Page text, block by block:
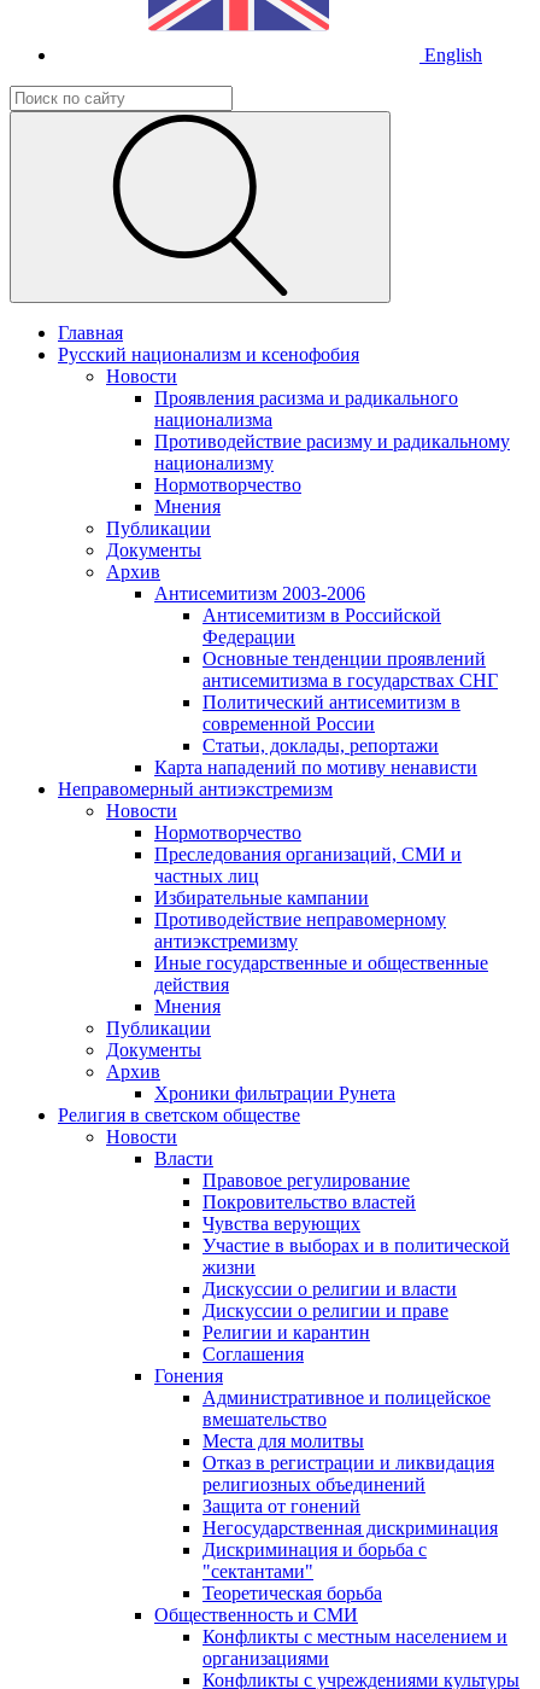
English
Главная
Русский национализм и ксенофобия
Новости
Проявления расизма и радикального
национализма
Противодействие расизму и радикальному
национализму
Нормотворчество
Мнения
Публикации
Документы
Архив
Антисемитизм 2003-2006
Антисемитизм в Российской
Федерации
Основные тенденции проявлений
антисемитизма в государствах СНГ
Политический антисемитизм в
современной России
Статьи, доклады, репортажи
Карта нападений по мотиву ненависти
Неправомерный антиэкстремизм
Новости
Нормотворчество
Преследования организаций, СМИ и
частных лиц
Избирательные кампании
Противодействие неправомерному
антиэкстремизму
Иные государственные и общественные
действия
Мнения
Публикации
Документы
Архив
Хроники фильтрации Рунета
Религия в светском обществе
Новости
Власти
Правовое регулирование
Покровительство властей
Чувства верующих
Участие в выборах и в политической
жизни
Дискуссии о религии и власти
Дискуссии о религии и праве
Религии и карантин
Соглашения
Гонения
Административное и полицейское
вмешательство
Места для молитвы
Отказ в регистрации и ликвидация
религиозных объединений
Защита от гонений
Негосударственная дискриминация
Дискриминация и борьба с
"сектантами"
Теоретическая борьба
Общественность и СМИ
Конфликты с местным населением и
организациями
Конфликты с учреждениями культуры